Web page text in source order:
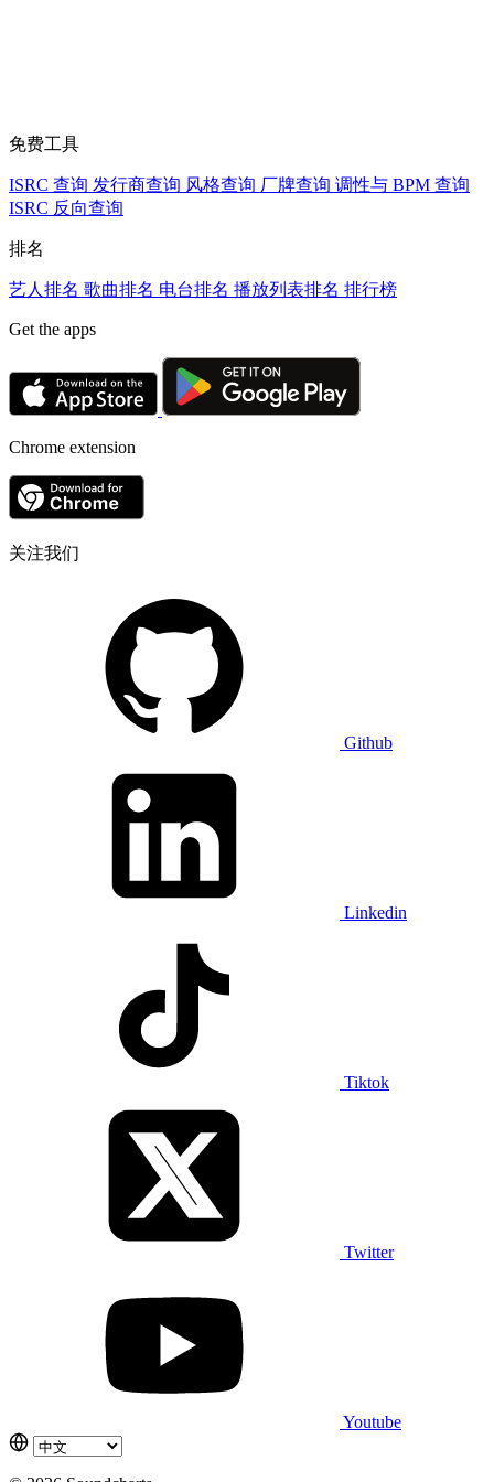
免费工具
ISRC 查询 发行商查询 风格查询 厂牌查询 调性与 BPM 查询
ISRC 反向查询
排名
艺人排名 歌曲排名 电台排名 播放列表排名 排行榜
Get the apps
Chrome extension
关注我们
Github
Linkedin
Tiktok
Twitter
Youtube